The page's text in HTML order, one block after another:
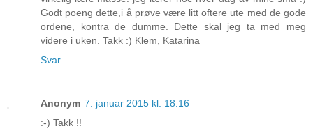
Godt poeng dette,i å prøve være litt oftere ute med de gode
ordene, kontra de dumme. Dette skal jeg ta med meg
videre i uken. Takk :) Klem, Katarina
Svar
Anonym 7. januar 2015 kl. 18:16
:-) Takk !!